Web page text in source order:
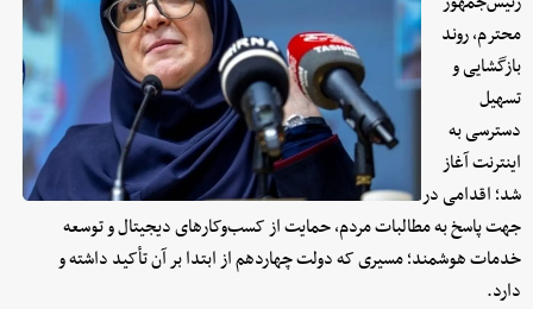
محترم، روند
بازگشایی و
تسهیل
دسترسی به
اینترنت آغاز
شد؛ اقدامی در
جهت پاسخ به مطالبات مردم، حمایت از کسب‌وکارهای دیجیتال و توسعه
خدمات هوشمند؛ مسیری که دولت چهاردهم از ابتدا بر آن تأکید داشته و
دارد.